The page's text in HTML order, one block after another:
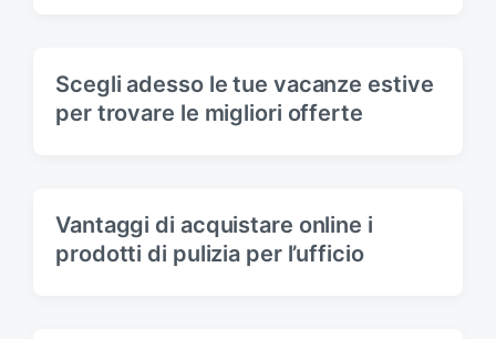
Scegli adesso le tue vacanze estive
per trovare le migliori offerte
Vantaggi di acquistare online i
prodotti di pulizia per l’ufficio